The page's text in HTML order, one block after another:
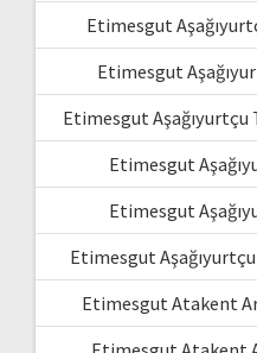
Etimesgut
Etimesgut
Etimesgut
Etimesgut
Etimesgut
Etimesgut
Etimesgut Atakent